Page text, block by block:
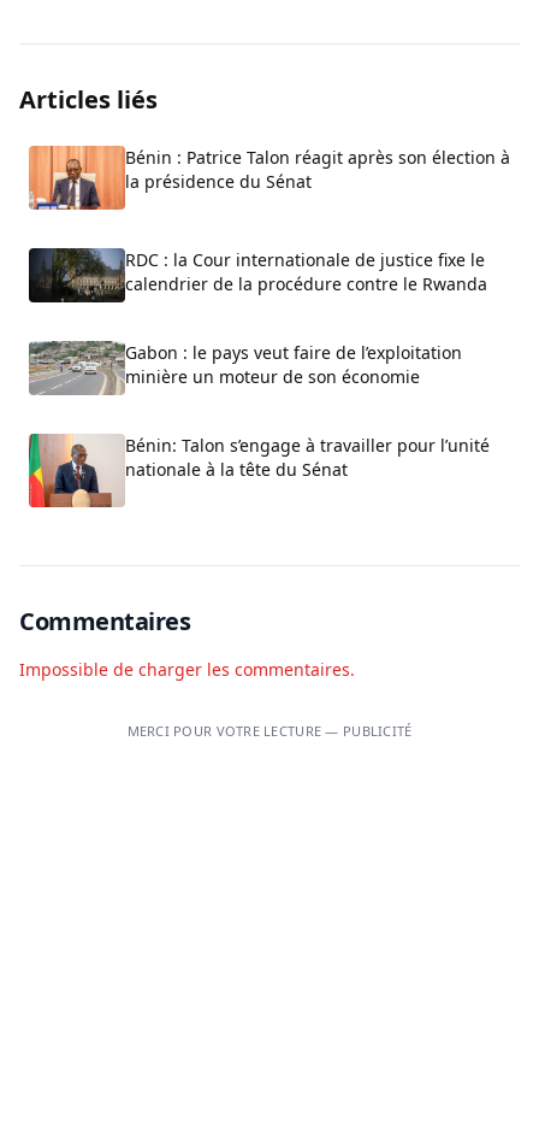
Articles liés
Bénin : Patrice Talon réagit après son élection à
la présidence du Sénat
RDC : la Cour internationale de justice fixe le
calendrier de la procédure contre le Rwanda
Gabon : le pays veut faire de l’exploitation
minière un moteur de son économie
Bénin: Talon s’engage à travailler pour l’unité
nationale à la tête du Sénat
Commentaires
Impossible de charger les commentaires.
MERCI POUR VOTRE LECTURE — PUBLICITÉ